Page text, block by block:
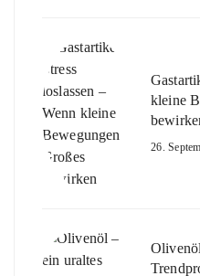
kleine
26.